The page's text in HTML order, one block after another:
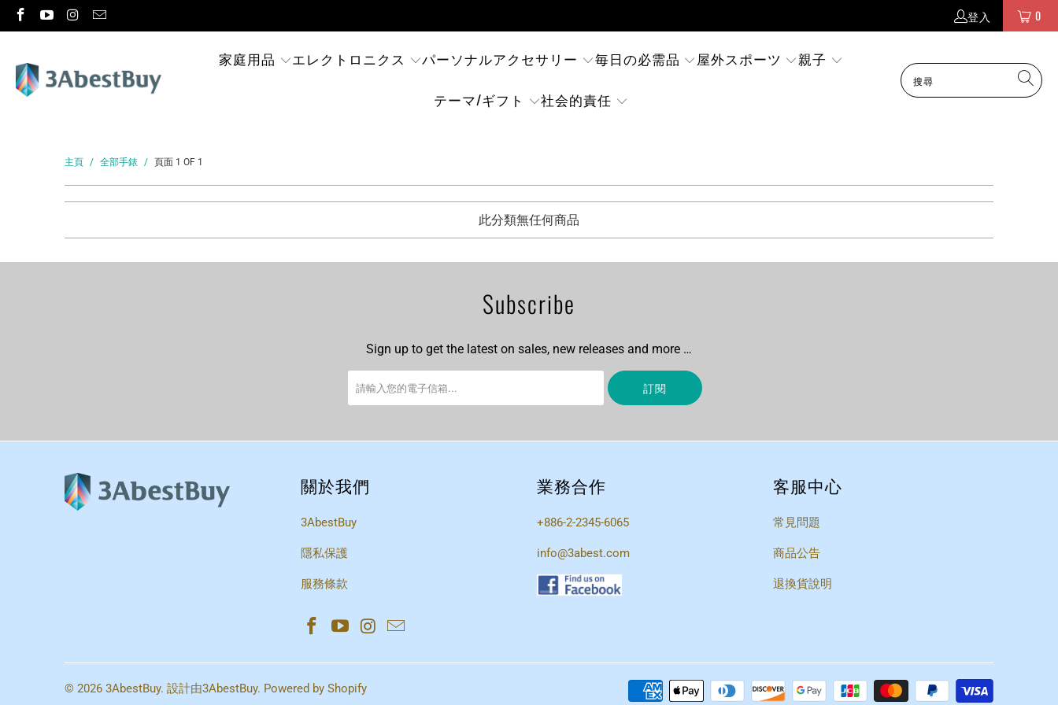
登入 0
家庭用品 エレクトロニクス パーソナルアクセサリー 毎日の必需品 屋外スポーツ 親子
テーマ/ギフト 社会的責任
主頁 / 全部手錶 / 頁面 1 OF 1
此分類無任何商品
Subscribe
Sign up to get the latest on sales, new releases and more …
關於我們
3AbestBuy
隱私保護
服務條款
業務合作
+886-2-2345-6065
info@3abest.com
客服中心
常見問題
商品公告
退換貨說明
© 2026 3AbestBuy. 設計由3AbestBuy. Powered by Shopify